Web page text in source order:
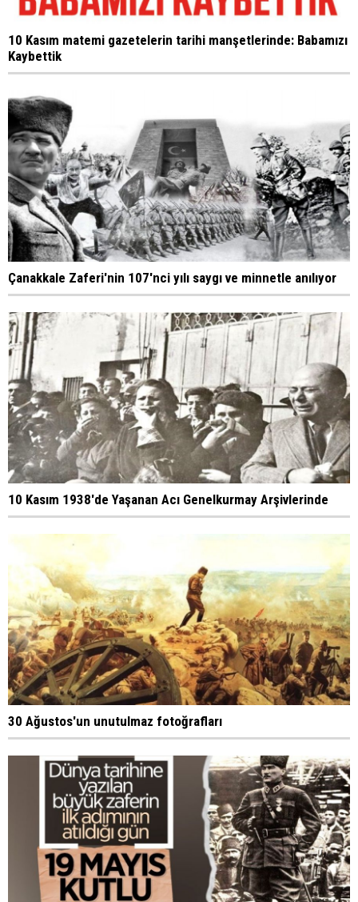
10 Kasım matemi gazetelerin tarihi manşetlerinde: Babamızı
Kaybettik
Çanakkale Zaferi'nin 107'nci yılı saygı ve minnetle anılıyor
10 Kasım 1938'de Yaşanan Acı Genelkurmay Arşivlerinde
30 Ağustos'un unutulmaz fotoğrafları